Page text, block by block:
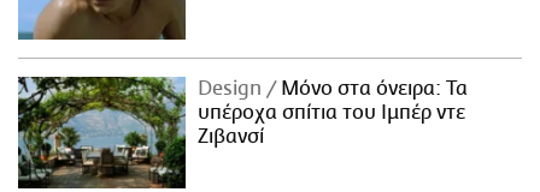
Design
Μόνο στα όνειρα: Τα
υπέροχα σπίτια του Ιμπέρ ντε
Ζιβανσί